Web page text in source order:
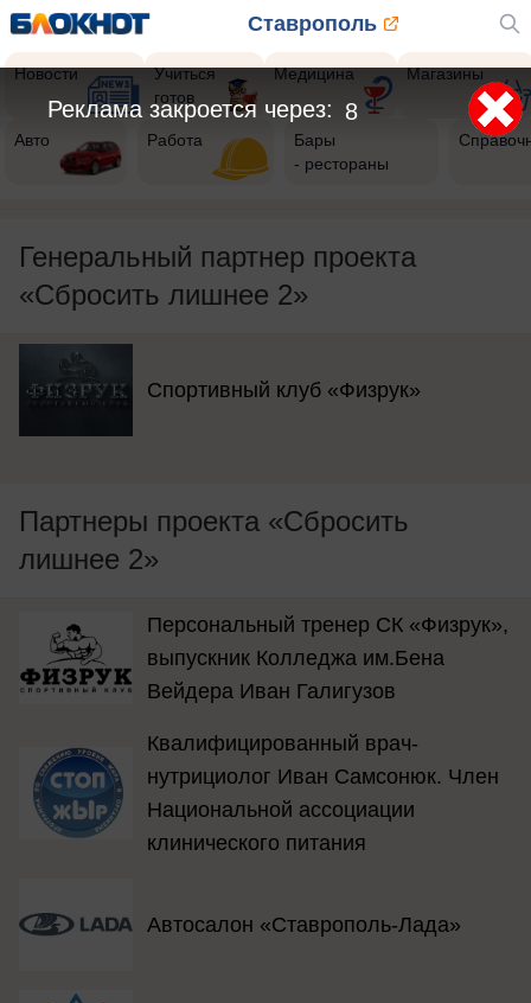
Ставрополь
Новости
Учиться
готов
Медицина Магазины
Авто Работа
Бары
- рестораны
Генеральный партнер проекта
«Сбросить лишнее 2»
Спортивный клуб «Физрук»
Партнеры проекта «Сбросить
лишнее 2»
Персональный тренер СК «Физрук»,
выпускник Колледжа им.Бена
Вейдера Иван Галигузов
Квалифицированный врач-
нутрициолог Иван Самсонюк. Член
Национальной ассоциации
клинического питания
Автосалон «Ставрополь-Лада»
5
Реклама закроется через: